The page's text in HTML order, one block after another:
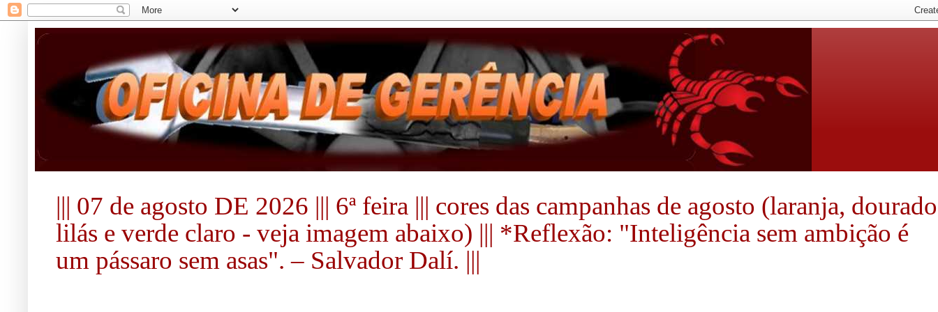
||| 07 de agosto DE 2026 ||| 6ª feira ||| cores das campanhas de agosto (laranja,
lilás e verde claro - veja imagem abaixo) ||| *Reflexão: "Inteligência sem ambição é
um pássaro sem asas". – Salvador Dalí. |||